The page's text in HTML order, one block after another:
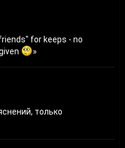
for keeps - no
»
только